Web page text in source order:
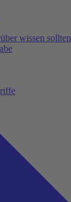
wissen sollten